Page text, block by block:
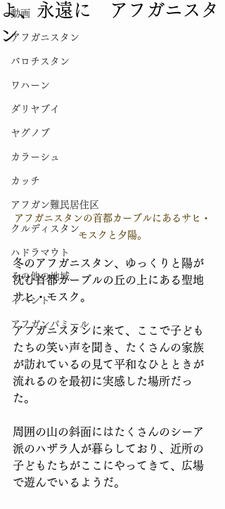
動画
アフガニスタン
バロチスタン
ワハーン
ダリヤブイ
ヤグノブ
カラーシュ
カッチ
アフガン難民居住区
クルディスタン
ハドラマウト
その他の地域
イベント
アフガンパミール
よ、永遠に アフガニスタ
ン
アフガニスタンの首都カーブルにあるサヒ・
モスクと夕陽。
冬のアフガニスタン、ゆっくりと陽が
沈む首都カーブルの丘の上にある聖地
サヒ・モスク。
アフガニスタンに来て、ここで子ども
たちの笑い声を聞き、たくさんの家族
が訪れているの見て平和なひとときが
流れるのを最初に実感した場所だっ
た。
周囲の山の斜面にはたくさんのシーア
派のハザラ人が暮らしており、近所の
子どもたちがここにやってきて、広場
で遊んでいるようだ。